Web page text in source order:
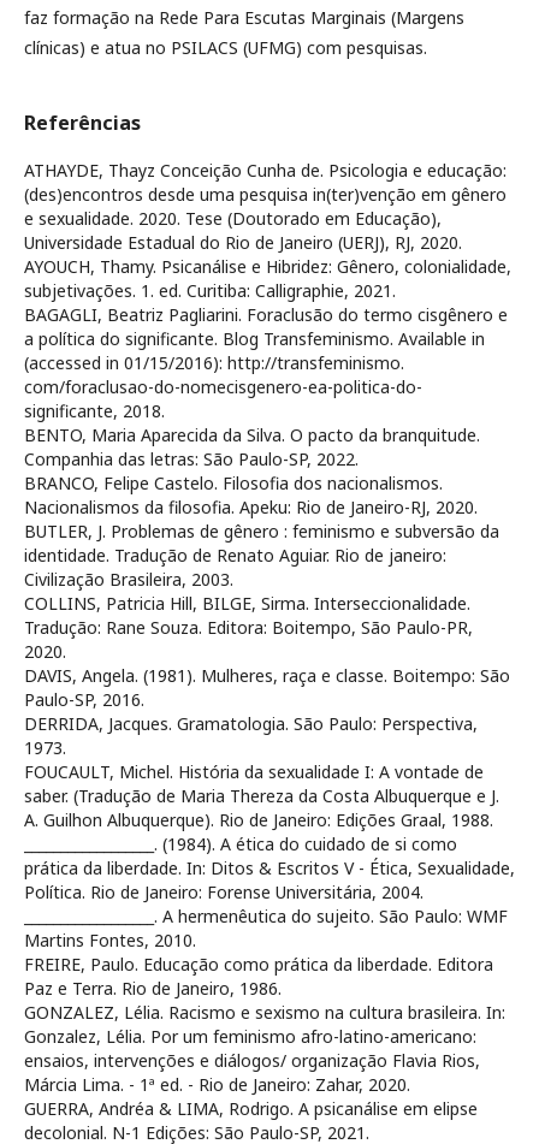
faz formação na Rede Para Escutas Marginais (Margens
clínicas) e atua no PSILACS (UFMG) com pesquisas.
Referências
ATHAYDE, Thayz Conceição Cunha de. Psicologia e educação:
(des)encontros desde uma pesquisa in(ter)venção em gênero
e sexualidade. 2020. Tese (Doutorado em Educação),
Universidade Estadual do Rio de Janeiro (UERJ), RJ, 2020.
AYOUCH, Thamy. Psicanálise e Hibridez: Gênero, colonialidade,
subjetivações. 1. ed. Curitiba: Calligraphie, 2021.
BAGAGLI, Beatriz Pagliarini. Foraclusão do termo cisgênero e
a política do significante. Blog Transfeminismo. Available in
(accessed in 01/15/2016): http://transfeminismo.
com/foraclusao-do-nomecisgenero-ea-politica-do-
significante, 2018.
BENTO, Maria Aparecida da Silva. O pacto da branquitude.
Companhia das letras: São Paulo-SP, 2022.
BRANCO, Felipe Castelo. Filosofia dos nacionalismos.
Nacionalismos da filosofia. Apeku: Rio de Janeiro-RJ, 2020.
BUTLER, J. Problemas de gênero : feminismo e subversão da
identidade. Tradução de Renato Aguiar. Rio de janeiro:
Civilização Brasileira, 2003.
COLLINS, Patricia Hill, BILGE, Sirma. Interseccionalidade.
Tradução: Rane Souza. Editora: Boitempo, São Paulo-PR,
2020.
DAVIS, Angela. (1981). Mulheres, raça e classe. Boitempo: São
Paulo-SP, 2016.
DERRIDA, Jacques. Gramatologia. São Paulo: Perspectiva,
1973.
FOUCAULT, Michel. História da sexualidade I: A vontade de
saber. (Tradução de Maria Thereza da Costa Albuquerque e J.
A. Guilhon Albuquerque). Rio de Janeiro: Edições Graal, 1988.
__________________. (1984). A ética do cuidado de si como
prática da liberdade. In: Ditos & Escritos V - Ética, Sexualidade,
Política. Rio de Janeiro: Forense Universitária, 2004.
__________________. A hermenêutica do sujeito. São Paulo: WMF
Martins Fontes, 2010.
FREIRE, Paulo. Educação como prática da liberdade. Editora
Paz e Terra. Rio de Janeiro, 1986.
GONZALEZ, Lélia. Racismo e sexismo na cultura brasileira. In:
Gonzalez, Lélia. Por um feminismo afro-latino-americano:
ensaios, intervenções e diálogos/ organização Flavia Rios,
Márcia Lima. - 1ª ed. - Rio de Janeiro: Zahar, 2020.
GUERRA, Andréa & LIMA, Rodrigo. A psicanálise em elipse
decolonial. N-1 Edições: São Paulo-SP, 2021.